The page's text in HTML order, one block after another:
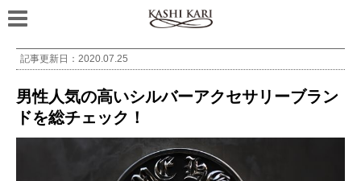
記事更新日： 2020.07.25
男性人気の高いシルバーアクセサリーブラン
ドを総チェック！